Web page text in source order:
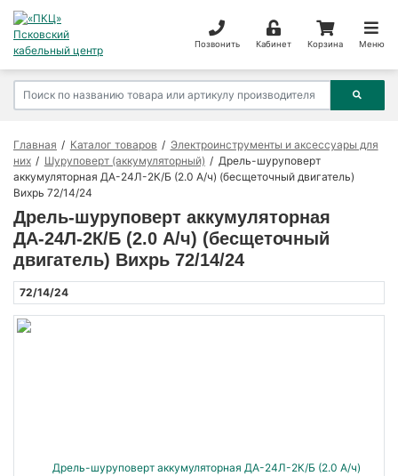
Позвонить Кабинет Корзина Меню
Главная Каталог товаров
Электроинструменты и аксессуары для
них
Шуруповерт (аккумуляторный)
Дрель-шуруповерт
аккумуляторная ДА-24Л-2К/Б (2.0 А/ч) (бесщеточный двигатель)
Вихрь 72/14/24
Дрель-шуруповерт аккумуляторная
ДА-24Л-2К/Б (2.0 А/ч) (бесщеточный
двигатель) Вихрь 72/14/24
72/14/24